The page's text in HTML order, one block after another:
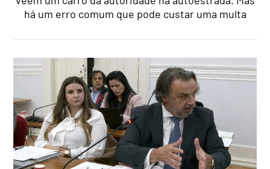
há um erro comum que pode custar uma multa